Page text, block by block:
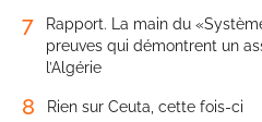
7
Rapport. La main du
preuves qui démontrent un
l’Algérie
8 Rien sur Ceuta, cette fois-ci